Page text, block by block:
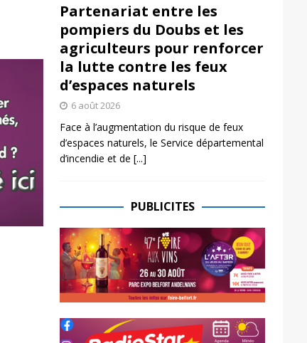
Partenariat entre les
pompiers du Doubs et les
agriculteurs pour renforcer
la lutte contre les feux
d’espaces naturels
6 août 2026
Face à l’augmentation du risque de feux
d’espaces naturels, le Service départemental
d’incendie et de [...]
PUBLICITES